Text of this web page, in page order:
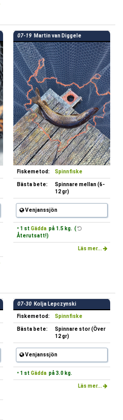
07-19 Martin van Diggele
Fiskemetod: Spinnfiske
Bästa bete:
Spinnare mellan (6-
12 gr)
Venjanssjön
• 1 st Gädda på 1.5 kg. (
Återutsatt!)
Läs mer...
07-30 Kolja Lepczynski
Fiskemetod: Spinnfiske
Bästa bete:
Spinnare stor (Över
12 gr)
Venjanssjön
• 1 st Gädda på 3.0 kg.
Läs mer...